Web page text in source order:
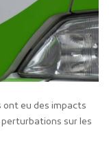
ont eu des impacts
sur les